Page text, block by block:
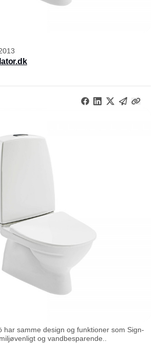
har samme design og funktioner som Sign-
og vandbesparende..